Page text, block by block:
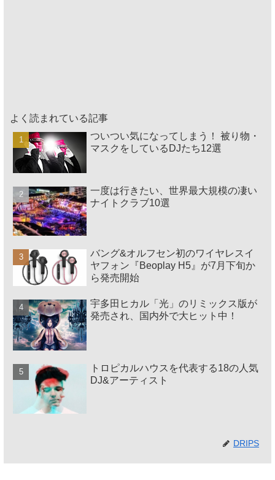
よく読まれている記事
ついつい気になってしまう！ 被り物・
マスクをしているDJたち12選
一度は行きたい、世界最大規模の凄い
ナイトクラブ10選
バング&オルフセン初のワイヤレスイ
ヤフォン『Beoplay H5』が7月下旬か
ら発売開始
宇多田ヒカル「光」のリミックス版が
発売され、国内外で大ヒット中！
トロピカルハウスを代表する18の人気
DJ&アーティスト
DRIPS